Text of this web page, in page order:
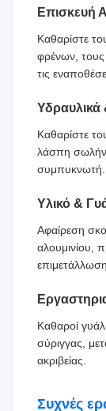
Επισκευή
Καθαρίστε
φρένων, τους
τις
Υδραυλικά
Καθαρίστε
λάσπη
συμπυκνωτή.
Υλικό &
Αφαίρεση
αλουμινίου,
Καθαροί
σύριγγας,
ακριβείας.
Συχνές